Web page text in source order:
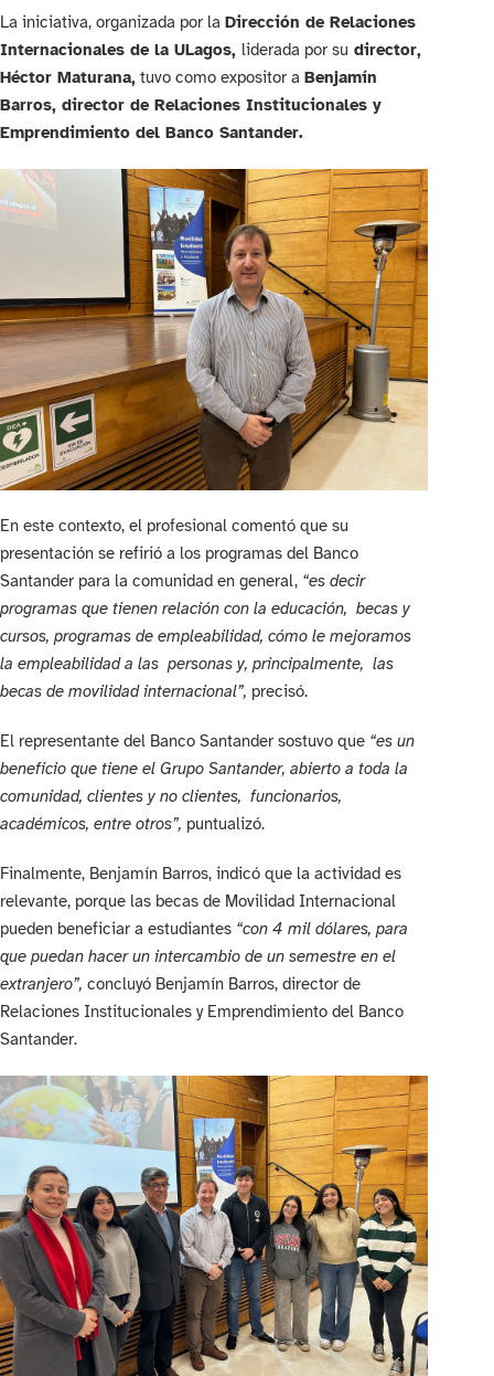
La iniciativa, organizada por la Dirección de Relaciones
Internacionales de la ULagos, liderada por su director,
Héctor Maturana, tuvo como expositor a Benjamín
Barros, director de Relaciones Institucionales y
Emprendimiento del Banco Santander.
En este contexto, el profesional comentó que su
presentación se refirió a los programas del Banco
Santander para la comunidad en general, “es decir
programas que tienen relación con la educación, becas y
cursos, programas de empleabilidad, cómo le mejoramos
la empleabilidad a las personas y, principalmente, las
becas de movilidad internacional”, precisó.
El representante del Banco Santander sostuvo que “es un
beneficio que tiene el Grupo Santander, abierto a toda la
comunidad, clientes y no clientes, funcionarios,
académicos, entre otros”, puntualizó.
Finalmente, Benjamín Barros, indicó que la actividad es
relevante, porque las becas de Movilidad Internacional
pueden beneficiar a estudiantes “con 4 mil dólares, para
que puedan hacer un intercambio de un semestre en el
extranjero”, concluyó Benjamín Barros, director de
Relaciones Institucionales y Emprendimiento del Banco
Santander.